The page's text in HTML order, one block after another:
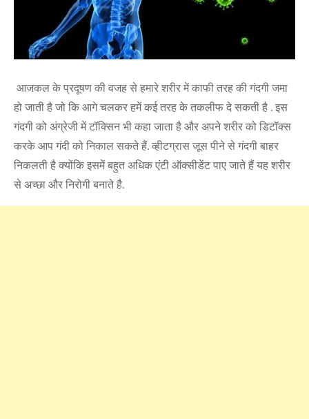
आजकल के प्रदूषण की वजह से हमारे शरीर में काफी तरह की गंदगी जमा
हो जाती है जो कि आगे चलकर हमें कई तरह के तकलीफ दे सकती है . इस
गंदगी को अंग्रेजी में टॉक्सिन भी कहा जाता है और अपने शरीर को डिटॉक्स
करके आप गंदी को निकाल सकते हैं. व्हीटग्रास जूस पीने से गंदगी बाहर
निकलती है क्योंकि इसमें बहुत अधिक एंटी ऑक्सीडेंट पाए जाते हैं यह शरीर
से अच्छा और निरोगी बनाते है.